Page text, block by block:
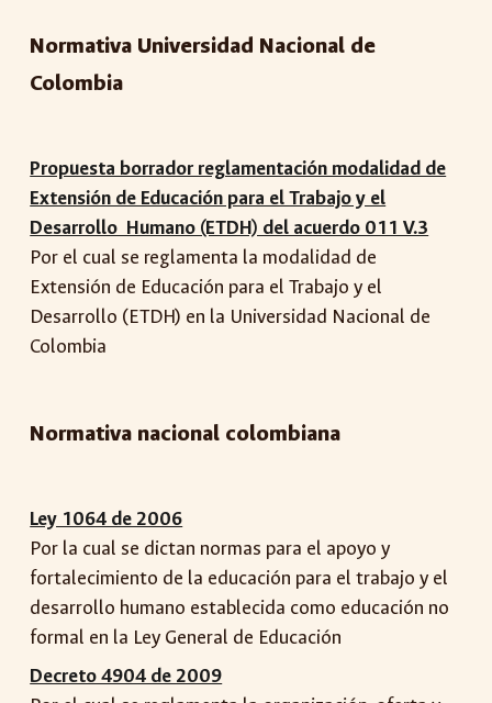
Normativa Universidad Nacional de
Colombia
Propuesta borrador reglamentación modalidad de
Extensión de Educación para el Trabajo y el
Desarrollo Humano (ETDH) del acuerdo 011 V.3
Por el cual se reglamenta la modalidad de
Extensión de Educación para el Trabajo y el
Desarrollo (ETDH) en la Universidad Nacional de
Colombia
Normativa nacional colombiana
Ley 1064 de 2006
Por la cual se dictan normas para el apoyo y
fortalecimiento de la educación para el trabajo y el
desarrollo humano establecida como educación no
formal en la Ley General de Educación
Decreto 4904 de 2009